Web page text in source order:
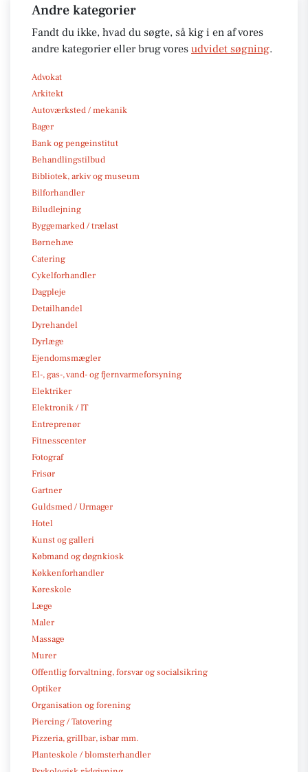
Andre kategorier
Fandt du ikke, hvad du søgte, så kig i en af vores
andre kategorier eller brug vores udvidet søgning.
Advokat
Arkitekt
Autoværksted / mekanik
Bager
Bank og pengeinstitut
Behandlingstilbud
Bibliotek, arkiv og museum
Bilforhandler
Biludlejning
Byggemarked / trælast
Børnehave
Catering
Cykelforhandler
Dagpleje
Detailhandel
Dyrehandel
Dyrlæge
Ejendomsmægler
El-, gas-, vand- og fjernvarmeforsyning
Elektriker
Elektronik / IT
Entreprenør
Fitnesscenter
Fotograf
Frisør
Gartner
Guldsmed / Urmager
Hotel
Kunst og galleri
Købmand og døgnkiosk
Køkkenforhandler
Køreskole
Læge
Maler
Massage
Murer
Offentlig forvaltning, forsvar og socialsikring
Optiker
Organisation og forening
Piercing / Tatovering
Pizzeria, grillbar, isbar mm.
Planteskole / blomsterhandler